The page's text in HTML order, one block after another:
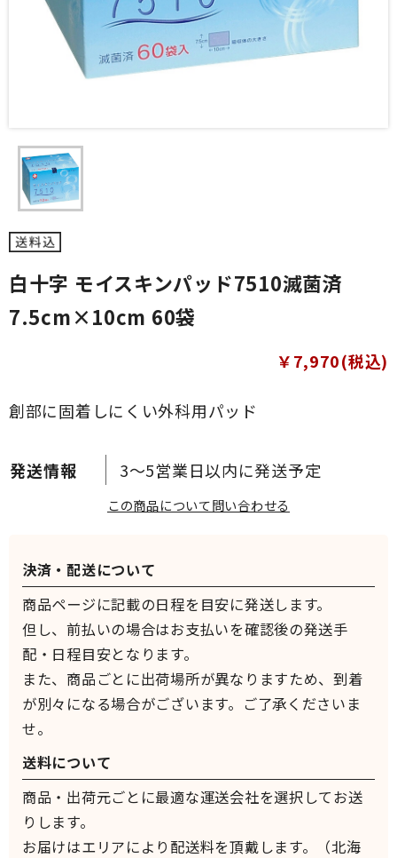
白十字 モイスキンパッド7510滅菌済
7.5cm×10cm 60袋
創部に固着しにくい外科用パッド
￥7,970(税込)
3～5営業日以内に発送予定
この商品について問い合わせる
決済・配送について
商品ページに記載の日程を目安に発送します。
但し、前払いの場合はお支払いを確認後の発送手
配・日程目安となります。
また、商品ごとに出荷場所が異なりますため、到着
が別々になる場合がございます。ご了承くださいま
せ。
送料について
商品・出荷元ごとに最適な運送会社を選択してお送
りします。
お届けはエリアにより配送料を頂戴します。（北海